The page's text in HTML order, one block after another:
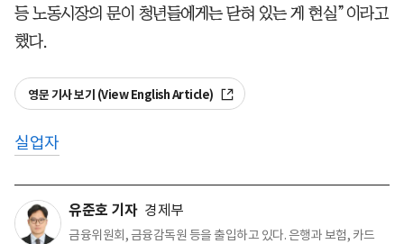
등 노동시장의 문이 청년들에게는 닫혀 있는 게 현실”이라고
했다.
영문 기사 보기 (View English Article)
실업자
유준호 기자 경제부
금융위원회, 금융감독원 등을 출입하고 있다. 은행과 보험, 카드